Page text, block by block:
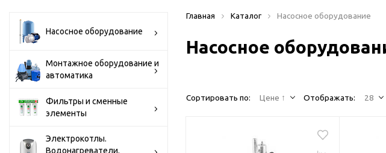
Поверхностные насосы
Бытовые
Горизонтальные
многоступенчатые
многоступенчатые
моноблочные
Полив
водоснабжения
Оголовки и адаптеры
Насосное оборудование
Монтажное оборудование и
автоматика
Фильтры и сменные
элементы
Электрокотлы.
Водонагреватели.
Главная Каталог Насосное оборудование
Насосное
Сортировать по: Цене ↑ Отображать: 28